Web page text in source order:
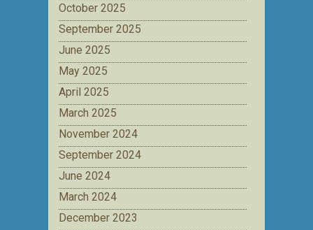
October 2025
September 2025
June 2025
May 2025
April 2025
March 2025
November 2024
September 2024
June 2024
March 2024
December 2023